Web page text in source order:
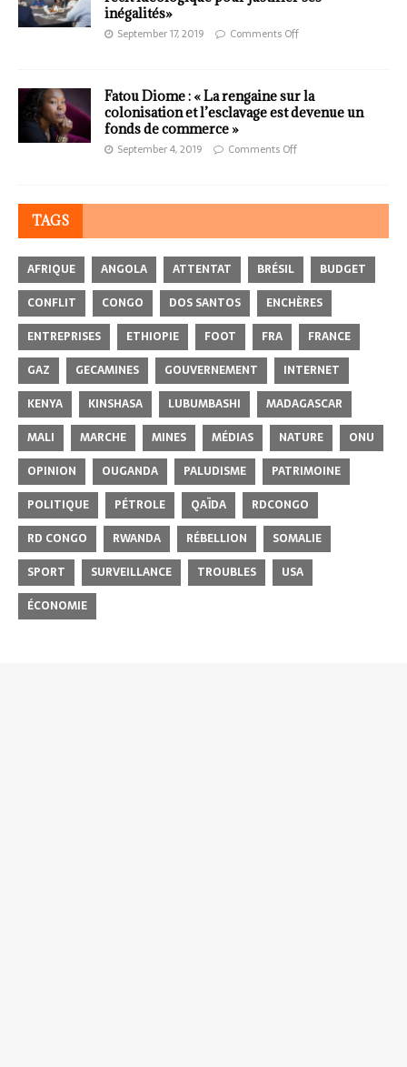
inégalités»
September 17, 2019 Comments Off
Fatou Diome : « La rengaine sur la
colonisation et l’esclavage est devenue un
fonds de commerce »
September 4, 2019 Comments Off
TAGS
AFRIQUE ANGOLA ATTENTAT BRÉSIL
BUDGET
CONFLIT
CONGO DOS SANTOS
ENCHÈRES
ENTREPRISES
ETHIOPIE FOOT FRA
FRANCE
GAZ
GECAMINES GOUVERNEMENT
INTERNET
KENYA
KINSHASA LUBUMBASHI
MADAGASCAR
MALI
MARCHE MINES MÉDIAS NATURE
ONU
OPINION
OUGANDA PALUDISME
PATRIMOINE
POLITIQUE
PÉTROLE QAÏDA
RDCONGO
RD CONGO
RWANDA RÉBELLION
SOMALIE
SPORT
SURVEILLANCE TROUBLES
USA
ÉCONOMIE